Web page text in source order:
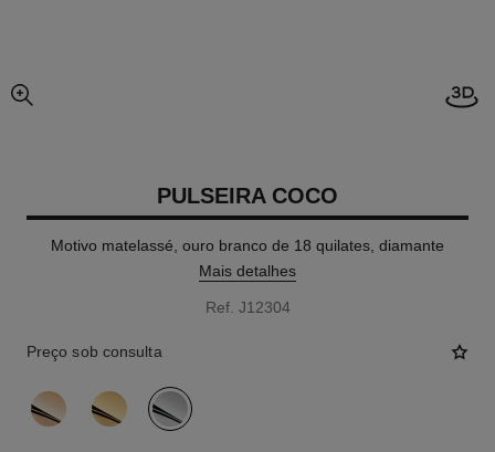
vista expandida da imagem
PULSEIRA COCO
Motivo matelassé, ouro branco de 18 quilates, diamante
Mais detalhes
Ref. J12304
Preço sob consulta
variante (3)